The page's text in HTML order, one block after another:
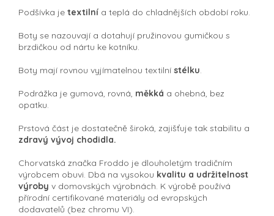
Podšívka je textilní a teplá do chladnějších období roku.
Boty se nazouvají a dotahují pružinovou gumičkou s
brzdičkou od nártu ke kotníku.
Boty mají rovnou vyjímatelnou textilní stélku.
Podrážka je gumová, rovná, měkká a ohebná, bez
opatku.
Prstová část je dostatečně široká, zajišťuje tak stabilitu a
zdravý vývoj chodidla.
Chorvatská značka Froddo je dlouholetým tradičním
výrobcem obuvi. Dbá na vysokou kvalitu a udržitelnost
výroby v domovských výrobnách. K výrobě používá
přírodní certifikované materiály od evropských
dodavatelů (bez chromu VI).